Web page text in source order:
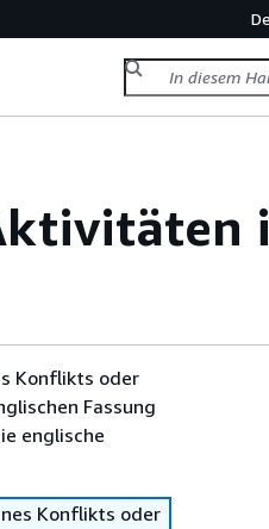
Konflikts oder
Fassung
englische
Konflikts oder